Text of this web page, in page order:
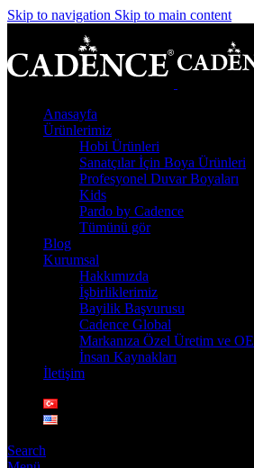
Skip to navigation Skip to main content
Anasayfa
Ürünlerimiz
Hobi Ürünleri
Sanatçılar İçin Boya Ürünleri
Profesyonel Duvar Boyaları
Kids
Pardo by Cadence
Tümünü gör
Blog
Kurumsal
Hakkımızda
İşbirliklerimiz
Bayilik Başvurusu
Cadence Global
Markanıza Özel Üretim ve
İnsan Kaynakları
İletişim
Search